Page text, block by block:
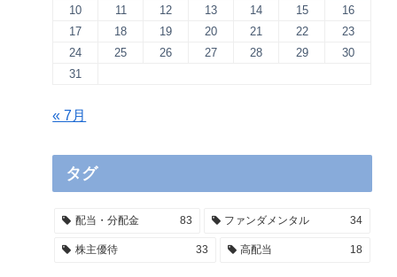
10
11 12 13 14 15
16
17
18 19 20 21 22
23
24
25 26 27 28 29
30
31
« 7月
タグ
配当・分配金 83 ファンダメンタル 34
株主優待 33 高配当 18